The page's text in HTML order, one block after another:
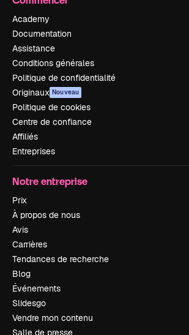
Academy
Documentation
Assistance
Conditions générales
Politique de confidentialité
Originaux Nouveau
Politique de cookies
Centre de confiance
Affiliés
Entreprises
Notre entreprise
Prix
À propos de nous
Avis
Carrières
Tendances de recherche
Blog
Événements
Slidesgo
Vendre mon contenu
Salle de presse